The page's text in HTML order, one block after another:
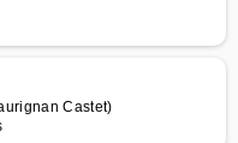
Castet)